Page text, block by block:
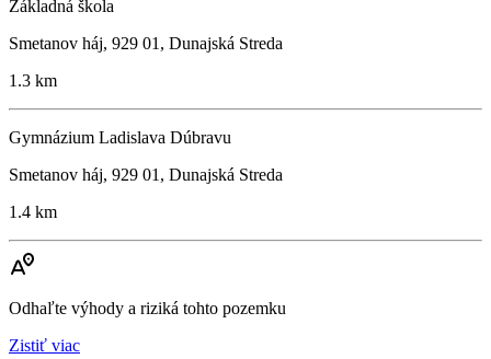
Základná škola
Smetanov háj, 929 01, Dunajská Streda
1.3 km
Gymnázium Ladislava Dúbravu
Smetanov háj, 929 01, Dunajská Streda
1.4 km
Odhaľte výhody a riziká tohto pozemku
Zistiť viac